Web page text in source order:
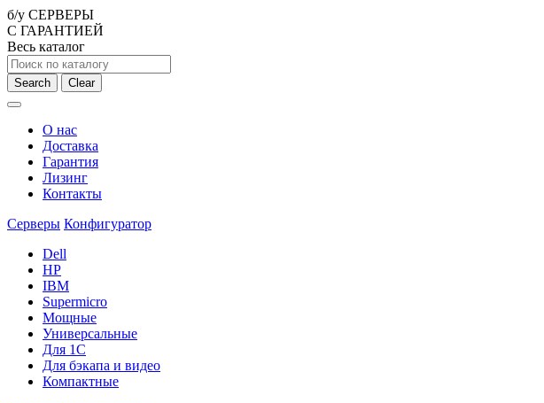
б/у СЕРВЕРЫ
С ГАРАНТИЕЙ
Весь каталог
Search Clear
О нас
Доставка
Гарантия
Лизинг
Контакты
Серверы Конфигуратор
Dell
HP
IBM
Supermicro
Мощные
Универсальные
Для 1С
Для бэкапа и видео
Компактные